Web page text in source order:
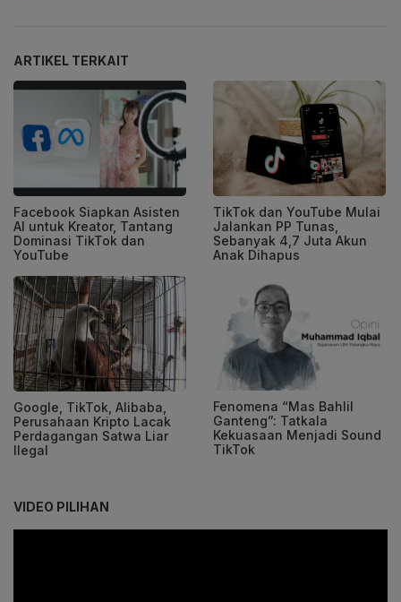
ARTIKEL TERKAIT
Facebook Siapkan Asisten
AI untuk Kreator, Tantang
Dominasi TikTok dan
YouTube
TikTok dan YouTube Mulai
Jalankan PP Tunas,
Sebanyak 4,7 Juta Akun
Anak Dihapus
Google, TikTok, Alibaba,
Perusahaan Kripto Lacak
Perdagangan Satwa Liar
Ilegal
Fenomena “Mas Bahlil
Ganteng”: Tatkala
Kekuasaan Menjadi Sound
TikTok
VIDEO PILIHAN